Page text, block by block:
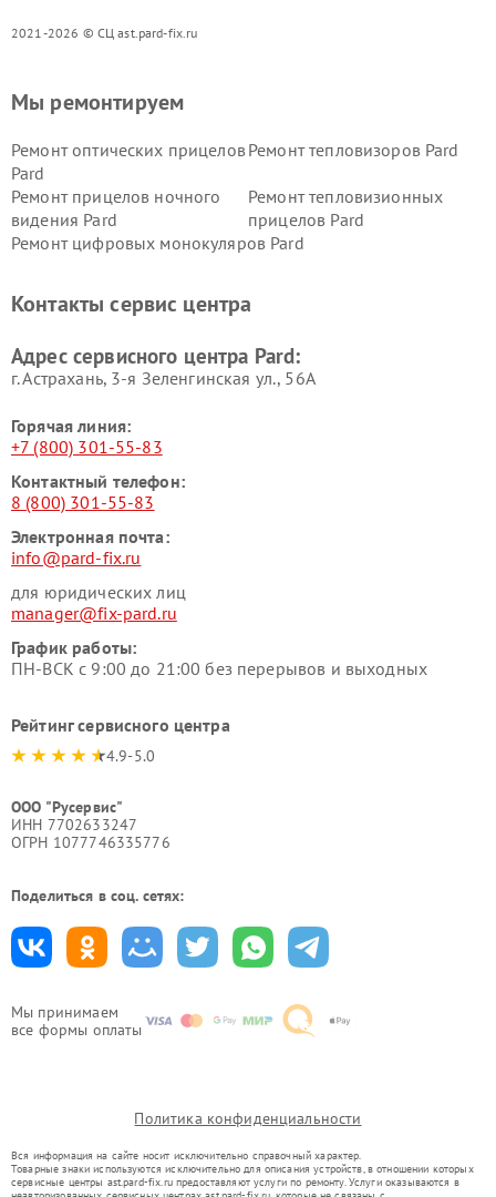
2021-2026 © СЦ ast.pard-fix.ru
Мы принимаем
все формы оплаты
Мы ремонтируем
Ремонт оптических прицелов
Pard
Ремонт тепловизоров Pard
Ремонт прицелов ночного
видения Pard
Ремонт тепловизионных
прицелов Pard
Ремонт цифровых монокуляров Pard
Контакты сервис центра
Адрес сервисного центра Pard:
г. Астрахань, 3-я Зеленгинская ул., 56А
Горячая линия:
+7 (800) 301-55-83
Контактный телефон:
8 (800) 301-55-83
Электронная почта:
info@pard-fix.ru
для юридических лиц
manager@fix-pard.ru
График работы:
ПН-ВСК с 9:00 до 21:00 без перерывов и выходных
Рейтинг сервисного центра
4.9-5.0
ООО "Русервис"
ИНН 7702633247
ОГРН 1077746335776
Поделиться в соц. сетях:
Политика конфиденциальности
Вся информация на сайте носит исключительно справочный характер.
Товарные знаки используются исключительно для описания устройств, в отношении которых
сервисные центры ast.pard-fix.ru предоставляют услуги по ремонту. Услуги оказываются в